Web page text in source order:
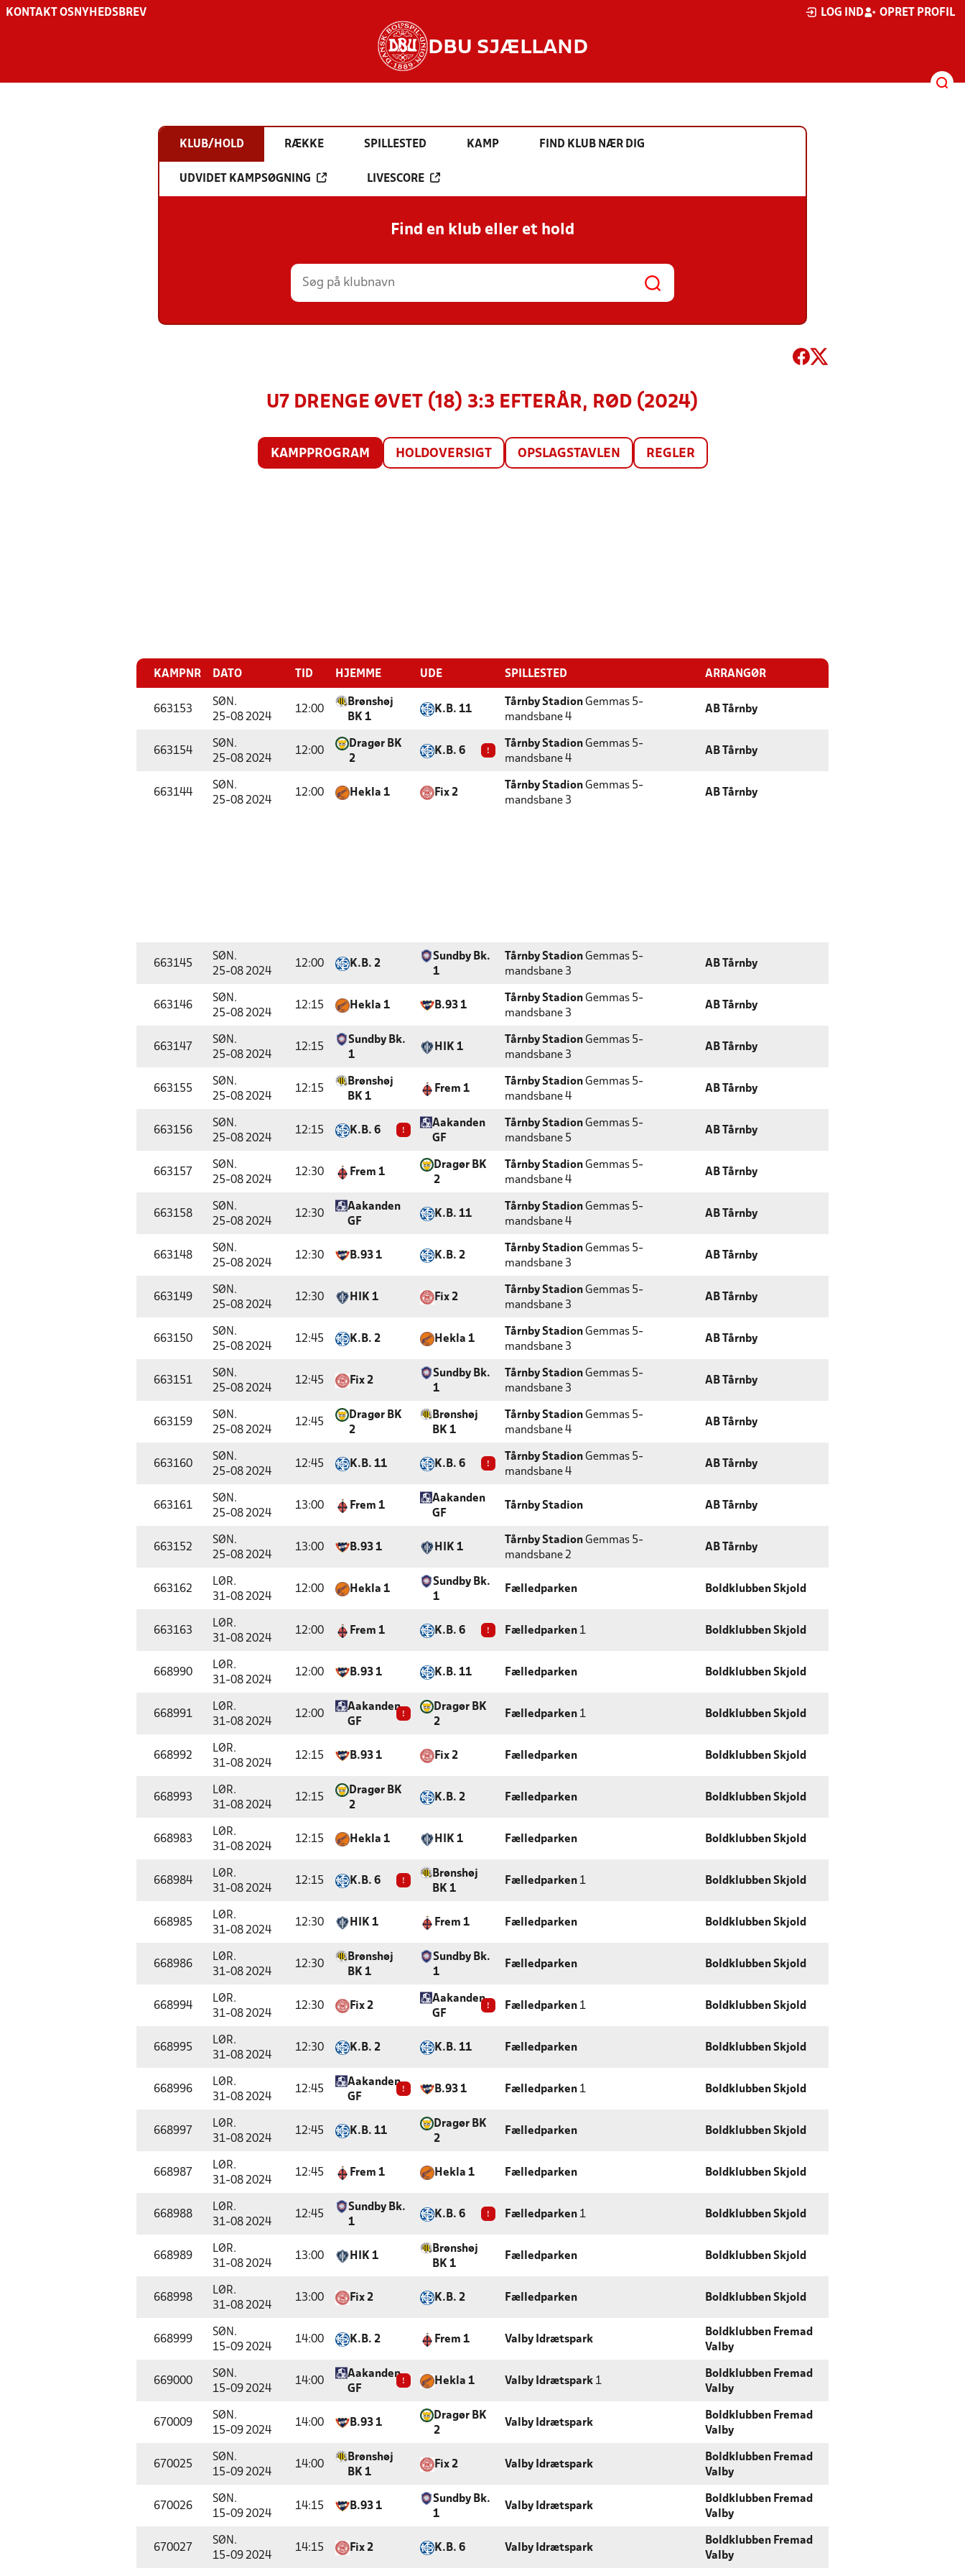
KONTAKT OS NYHEDSBREV LOG IND OPRET PROFIL
DBU SJÆLLAND
KLUB/HOLD RÆKKE SPILLESTED KAMP FIND KLUB NÆR DIG
UDVIDET KAMPSØGNING LIVESCORE
Find en klub eller et hold
U7 DRENGE ØVET (18) 3:3 EFTERÅR, RØD (2024)
KAMPPROGRAM HOLDOVERSIGT OPSLAGSTAVLEN REGLER
KAMPNR DATO TID HJEMME UDE SPILLESTED ARRANGØR
663153
SØN.
25-08 2024
12:00
Brønshøj
BK 1
K.B. 11
Tårnby Stadion Gemmas 5-
mandsbane 4
AB Tårnby
663154
SØN.
25-08 2024
12:00
Dragør BK
2
K.B. 6 !
Tårnby Stadion Gemmas 5-
mandsbane 4
AB Tårnby
663144
SØN.
25-08 2024
12:00 Hekla 1 Fix 2
Tårnby Stadion Gemmas 5-
mandsbane 3
AB Tårnby
663145
SØN.
25-08 2024
12:00 K.B. 2
Sundby Bk.
1
Tårnby Stadion Gemmas 5-
mandsbane 3
AB Tårnby
663146
SØN.
25-08 2024
12:15 Hekla 1 B.93 1
Tårnby Stadion Gemmas 5-
mandsbane 3
AB Tårnby
663147
SØN.
25-08 2024
12:15
Sundby Bk.
1
HIK 1
Tårnby Stadion Gemmas 5-
mandsbane 3
AB Tårnby
663155
SØN.
25-08 2024
12:15
Brønshøj
BK 1
Frem 1
Tårnby Stadion Gemmas 5-
mandsbane 4
AB Tårnby
663156
SØN.
25-08 2024
12:15 K.B. 6 !
Aakanden
GF
Tårnby Stadion Gemmas 5-
mandsbane 5
AB Tårnby
663157
SØN.
25-08 2024
12:30 Frem 1
Dragør BK
2
Tårnby Stadion Gemmas 5-
mandsbane 4
AB Tårnby
663158
SØN.
25-08 2024
12:30
Aakanden
GF
K.B. 11
Tårnby Stadion Gemmas 5-
mandsbane 4
AB Tårnby
663148
SØN.
25-08 2024
12:30 B.93 1 K.B. 2
Tårnby Stadion Gemmas 5-
mandsbane 3
AB Tårnby
663149
SØN.
25-08 2024
12:30 HIK 1 Fix 2
Tårnby Stadion Gemmas 5-
mandsbane 3
AB Tårnby
663150
SØN.
25-08 2024
12:45 K.B. 2 Hekla 1
Tårnby Stadion Gemmas 5-
mandsbane 3
AB Tårnby
663151
SØN.
25-08 2024
12:45 Fix 2
Sundby Bk.
1
Tårnby Stadion Gemmas 5-
mandsbane 3
AB Tårnby
663159
SØN.
25-08 2024
12:45
Dragør BK
2
Brønshøj
BK 1
Tårnby Stadion Gemmas 5-
mandsbane 4
AB Tårnby
663160
SØN.
25-08 2024
12:45 K.B. 11 K.B. 6 !
Tårnby Stadion Gemmas 5-
mandsbane 4
AB Tårnby
663161
SØN.
25-08 2024
13:00 Frem 1
Aakanden
GF
Tårnby Stadion AB Tårnby
663152
SØN.
25-08 2024
13:00 B.93 1 HIK 1
Tårnby Stadion Gemmas 5-
mandsbane 2
AB Tårnby
663162
LØR.
31-08 2024
12:00 Hekla 1
Sundby Bk.
1
Fælledparken Boldklubben Skjold
663163
LØR.
31-08 2024
12:00 Frem 1 K.B. 6 ! Fælledparken 1 Boldklubben Skjold
668990
LØR.
31-08 2024
12:00 B.93 1 K.B. 11 Fælledparken Boldklubben Skjold
668991
LØR.
31-08 2024
12:00
Aakanden
GF
!
Dragør BK
2
Fælledparken 1 Boldklubben Skjold
668992
LØR.
31-08 2024
12:15 B.93 1 Fix 2 Fælledparken Boldklubben Skjold
668993
LØR.
31-08 2024
12:15
Dragør BK
2
K.B. 2 Fælledparken Boldklubben Skjold
668983
LØR.
31-08 2024
12:15 Hekla 1 HIK 1 Fælledparken Boldklubben Skjold
668984
LØR.
31-08 2024
12:15 K.B. 6 !
Brønshøj
BK 1
Fælledparken 1 Boldklubben Skjold
668985
LØR.
31-08 2024
12:30 HIK 1 Frem 1 Fælledparken Boldklubben Skjold
668986
LØR.
31-08 2024
12:30
Brønshøj
BK 1
Sundby Bk.
1
Fælledparken Boldklubben Skjold
668994
LØR.
31-08 2024
12:30 Fix 2
Aakanden
GF
! Fælledparken 1 Boldklubben Skjold
668995
LØR.
31-08 2024
12:30 K.B. 2 K.B. 11 Fælledparken Boldklubben Skjold
668996
LØR.
31-08 2024
12:45
Aakanden
GF
! B.93 1 Fælledparken 1 Boldklubben Skjold
668997
LØR.
31-08 2024
12:45 K.B. 11
Dragør BK
2
Fælledparken Boldklubben Skjold
668987
LØR.
31-08 2024
12:45 Frem 1 Hekla 1 Fælledparken Boldklubben Skjold
668988
LØR.
31-08 2024
12:45
Sundby Bk.
1
K.B. 6 ! Fælledparken 1 Boldklubben Skjold
668989
LØR.
31-08 2024
13:00 HIK 1
Brønshøj
BK 1
Fælledparken Boldklubben Skjold
668998
LØR.
31-08 2024
13:00 Fix 2 K.B. 2 Fælledparken Boldklubben Skjold
668999
SØN.
15-09 2024
14:00 K.B. 2 Frem 1 Valby Idrætspark
Boldklubben Fremad
Valby
669000
SØN.
15-09 2024
14:00
Aakanden
GF
! Hekla 1 Valby Idrætspark 1
Boldklubben Fremad
Valby
670009
SØN.
15-09 2024
14:00 B.93 1
Dragør BK
2
Valby Idrætspark
Boldklubben Fremad
Valby
670025
SØN.
15-09 2024
14:00
Brønshøj
BK 1
Fix 2 Valby Idrætspark
Boldklubben Fremad
Valby
670026
SØN.
15-09 2024
14:15 B.93 1
Sundby Bk.
1
Valby Idrætspark
Boldklubben Fremad
Valby
670027
SØN.
15-09 2024
14:15 Fix 2 K.B. 6 Valby Idrætspark
Boldklubben Fremad
Valby